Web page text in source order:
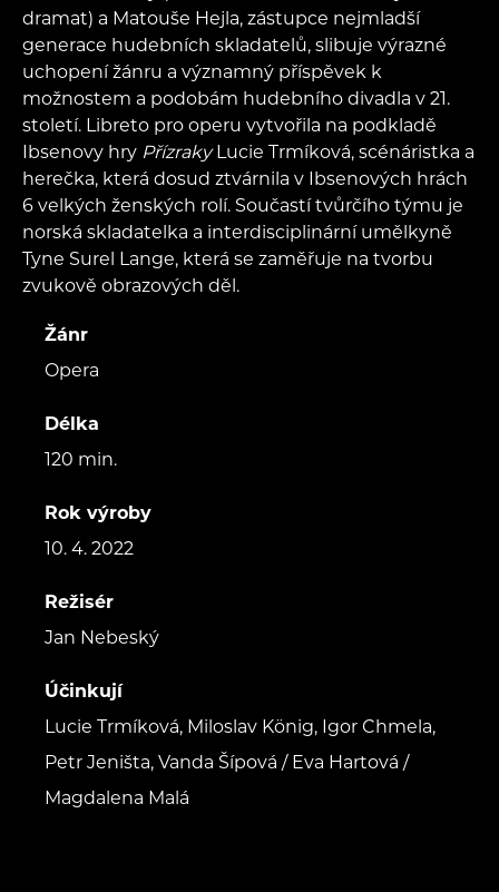
dramat) a Matouše Hejla, zástupce nejmladší
generace hudebních skladatelů, slibuje výrazné
uchopení žánru a významný příspěvek k
možnostem a podobám hudebního divadla v 21.
století. Libreto pro operu vytvořila na podkladě
Ibsenovy hry PřízrakyLucie Trmíková, scénáristka a
herečka, která dosud ztvárnila v Ibsenových hrách
6 velkých ženských rolí. Součastí tvůrčího týmu je
norská skladatelka a interdisciplinární umělkyně
Tyne Surel Lange, která se zaměřuje na tvorbu
zvukově obrazových děl.
Žánr
Opera
Délka
120 min.
Rok výroby
10. 4. 2022
Režisér
Jan Nebeský
Účinkují
Lucie Trmíková, Miloslav König, Igor Chmela,
Petr Jeništa, Vanda Šípová / Eva Hartová /
Magdalena Malá